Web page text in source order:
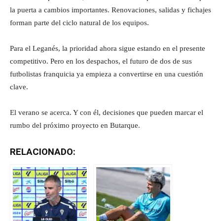
la puerta a cambios importantes. Renovaciones, salidas y fichajes
forman parte del ciclo natural de los equipos.
Para el Leganés, la prioridad ahora sigue estando en el presente
competitivo. Pero en los despachos, el futuro de dos de sus
futbolistas franquicia ya empieza a convertirse en una cuestión
clave.
El verano se acerca. Y con él, decisiones que pueden marcar el
rumbo del próximo proyecto en Butarque.
RELACIONADO: